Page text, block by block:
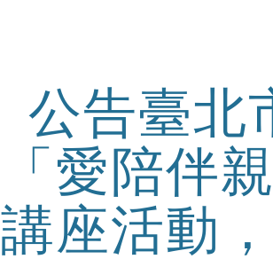
公告臺北
「愛陪伴
講座活動